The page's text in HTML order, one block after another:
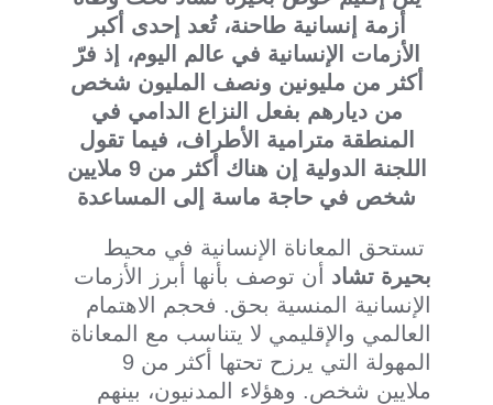
أزمة إنسانية طاحنة، تُعد إحدى أكبر
الأزمات الإنسانية في عالم اليوم، إذ فرّ
أكثر من مليونين ونصف المليون شخص
من ديارهم بفعل النزاع الدامي في
المنطقة مترامية الأطراف، فيما تقول
اللجنة الدولية إن هناك أكثر من 9 ملايين
شخص في حاجة ماسة إلى المساعدة
تستحق المعاناة الإنسانية في محيط
بحيرة تشاد أن توصف بأنها أبرز الأزمات
الإنسانية المنسية بحق. فحجم الاهتمام
العالمي والإقليمي لا يتناسب مع المعاناة
المهولة التي يرزح تحتها أكثر من 9
ملايين شخص. وهؤلاء المدنيون، بينهم